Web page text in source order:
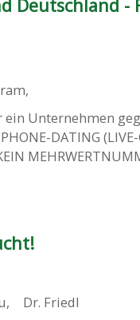
Deutschland -
,
Unternehmen
DATING
,
Dr. Friedl